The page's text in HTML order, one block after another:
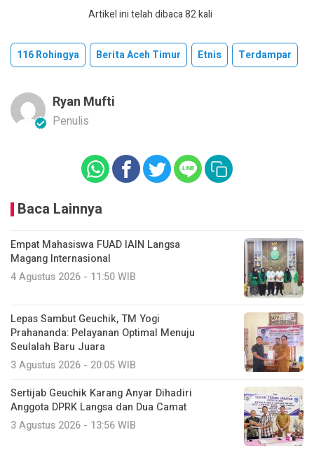
Artikel ini telah dibaca 82 kali
116 Rohingya Berita Aceh Timur Etnis Terdampar
Ryan Mufti
Penulis
Baca Lainnya
Empat Mahasiswa FUAD IAIN Langsa
Magang Internasional
4 Agustus 2026 - 11:50 WIB
Lepas Sambut Geuchik, TM Yogi
Prahananda: Pelayanan Optimal Menuju
Seulalah Baru Juara
3 Agustus 2026 - 20:05 WIB
Sertijab Geuchik Karang Anyar Dihadiri
Anggota DPRK Langsa dan Dua Camat
3 Agustus 2026 - 13:56 WIB